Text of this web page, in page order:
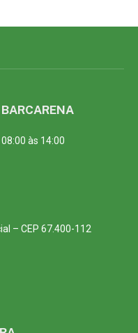
às 14:00
– CEP 67.400-112